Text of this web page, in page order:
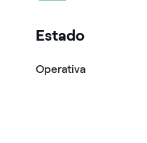
Estado
Operativa